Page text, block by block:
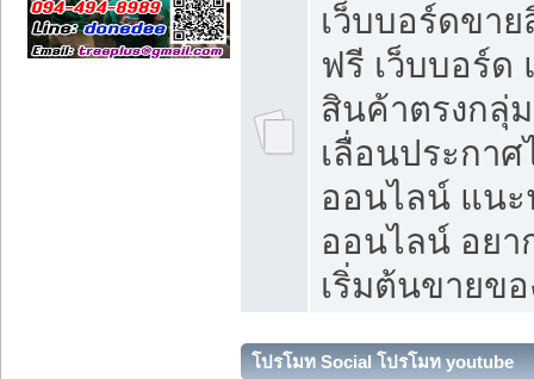
เว็บบอร์ดขา
ฟรี เว็บบอร์ด
สินค้าตรงกลุ่
เลื่อนประกา
ออนไลน์ แนะ
ออนไลน์ อย
เริ่มต้นขายข
โปรโมท Social โปรโมท youtube